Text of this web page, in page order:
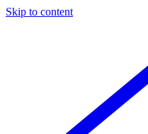
Skip to content